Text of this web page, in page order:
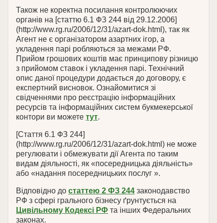
Також не коректна посилання контролюючих
органів на [статтю 6.1 ФЗ 244 від 29.12.2006]
(http://www.rg.ru/2006/12/31/azart-dok.html), так як
Агент не є організатором азартних ігор, а
укладення парі робляються за межами РФ.
Прийом грошових коштів має принципову різницю
з прийомом ставок і укладення парі. Технічний
опис даної процедури додається до договору, є
експертний висновок. Ознайомитися зі
свідченнями про реєстрацію інформаційних
ресурсів та інформаційних систем букмекерської
контори ви можете тут.
[Стаття 6.1 ФЗ 244]
(http://www.rg.ru/2006/12/31/azart-dok.html) не може
регулювати і обмежувати дії Агента по таким
видам діяльності, як «посередницька діяльність»
або «надання посередницьких послуг ».
Відповідно до статтею 2 ФЗ 244 законодавство
РФ з сфері грального бізнесу ґрунтується на
Цивільному Кодексі РФ та інших Федеральних
законах.